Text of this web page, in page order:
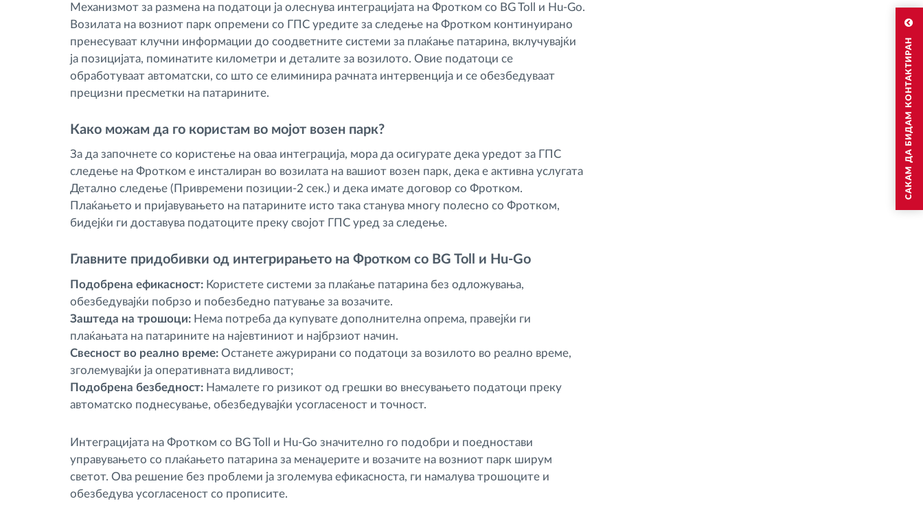
САКАМ ДА БИДАМ КОНТАКТИРАН
Механизмот за размена на податоци ја олеснува интеграцијата на Фротком со BG Toll и Hu-Go.
Возилата на возниот парк опремени со ГПС уредите за следење на Фротком континуирано
пренесуваат клучни информации до соодветните системи за плаќање патарина, вклучувајќи
ја позицијата, поминатите километри и деталите за возилото. Овие податоци се
обработуваат автоматски, со што се елиминира рачната интервенција и се обезбедуваат
прецизни пресметки на патарините.
Како можам да го користам во мојот возен парк?
За да започнете со користење на оваа интеграција, мора да осигурате дека уредот за ГПС
следење на Фротком е инсталиран во возилата на вашиот возен парк, дека е активна услугата
Детално следење (Привремени позиции-2 сек.) и дека имате договор со Фротком.
Плаќањето и пријавувањето на патарините исто така станува многу полесно со Фротком,
бидејќи ги доставува податоците преку својот ГПС уред за следење.
Главните придобивки од интегрирањето на Фротком со BG Toll и Hu-Go
Подобрена ефикасност: Користете системи за плаќање патарина без одложувања,
обезбедувајќи побрзо и побезбедно патување за возачите.
Заштеда на трошоци: Нема потреба да купувате дополнителна опрема, правејќи ги
плаќањата на патарините на најевтиниот и најбрзиот начин.
Свесност во реално време: Останете ажурирани со податоци за возилото во реално време,
зголемувајќи ја оперативната видливост;
Подобрена безбедност: Намалете го ризикот од грешки во внесувањето податоци преку
автоматско поднесување, обезбедувајќи усогласеност и точност.
Интеграцијата на Фротком со BG Toll и Hu-Go значително го подобри и поедностави
управувањето со плаќањето патарина за менаџерите и возачите на возниот парк ширум
светот. Ова решение без проблеми ја зголемува ефикасноста, ги намалува трошоците и
обезбедува усогласеност со прописите.